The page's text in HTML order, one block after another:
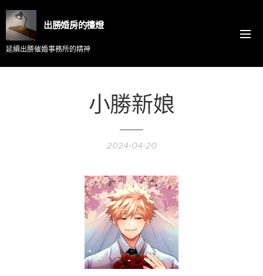
出勝婚房的檯燈
延續出勝催婚事務所的精神
小勝新娘
2024-04-20